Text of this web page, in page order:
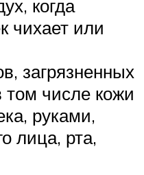
когда
чихает или
загрязненных
числе кожи
руками,
лица, рта,